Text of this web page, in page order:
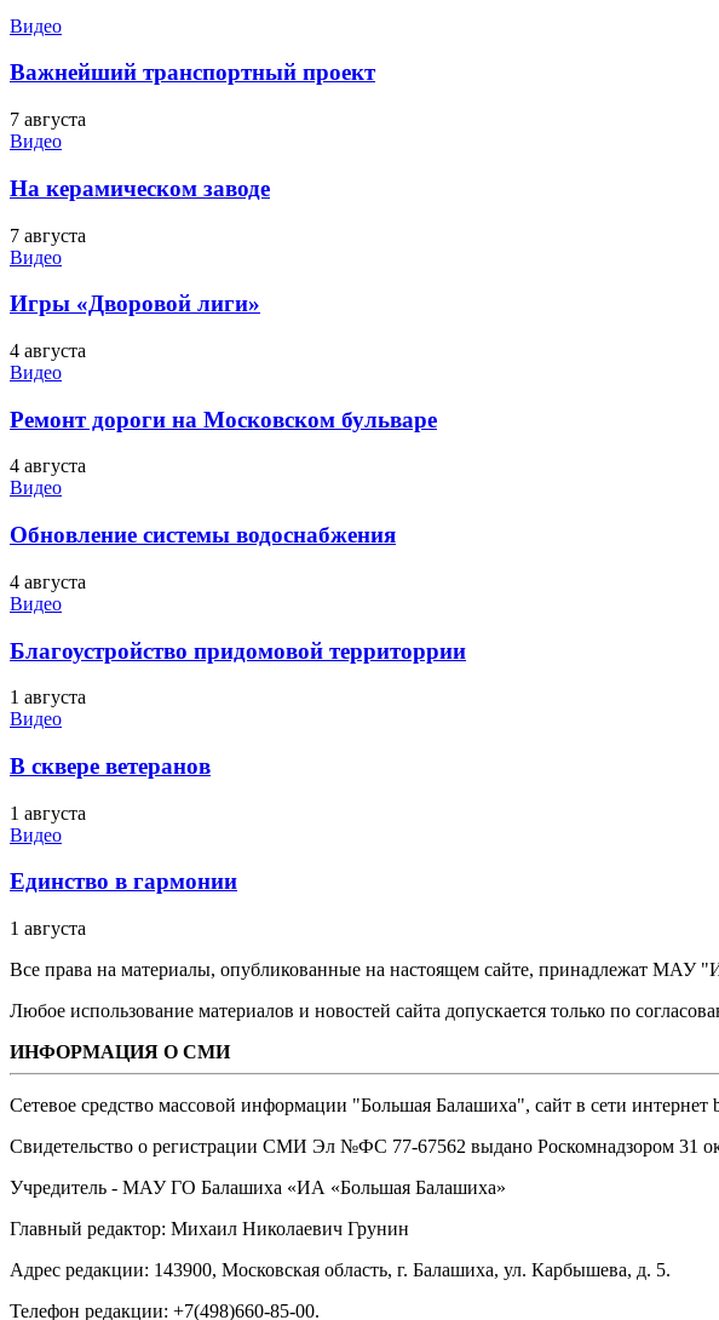
Видео
Важнейший транспортный проект
7 августа
Видео
На керамическом заводе
7 августа
Видео
Игры «Дворовой лиги»
4 августа
Видео
Ремонт дороги на Московском бульваре
4 августа
Видео
Обновление системы водоснабжения
4 августа
Видео
Благоустройство придомовой территоррии
1 августа
Видео
В сквере ветеранов
1 августа
Видео
Единство в гармонии
1 августа
Все права на материалы, опубликованные на настоящем сайте, принадлежат МАУ
Любое использование материалов и новостей сайта допускается только по
ИНФОРМАЦИЯ О СМИ
Сетевое средство массовой информации "Большая Балашиха", сайт в сети интернет
Свидетельство о регистрации СМИ Эл №ФС ‎77-67562 выдано Роскомнадзором 31
Учредитель - МАУ ГО Балашиха «ИА «Большая Балашиха»
Главный редактор: Михаил Николаевич Грунин
Адрес редакции: 143900, Московская область, г. Балашиха, ул. Карбышева, д. 5.
Телефон редакции: +7(498)660-85-00.